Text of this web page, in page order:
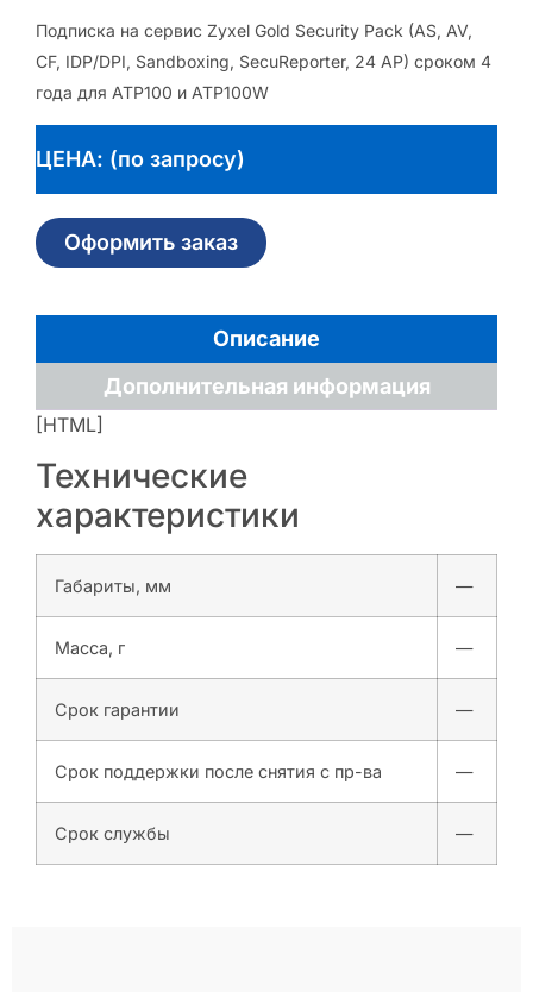
Подписка на сервис Zyxel Gold Security Pack (AS, AV,
CF, IDP/DPI, Sandboxing, SecuReporter, 24 AP) сроком 4
года для ATP100 и ATP100W
ЦЕНА: (по запросу)
Оформить заказ
Описание
Дополнительная информация
[HTML]
Технические
характеристики
Габариты, мм —
Масса, г —
Срок гарантии —
Срок поддержки после снятия с пр-ва —
Срок службы —